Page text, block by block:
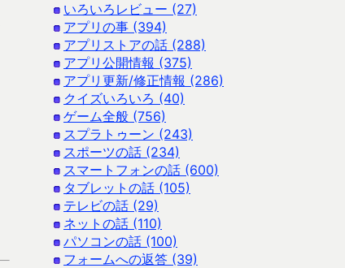
いろいろレビュー (27)
アプリの事 (394)
アプリストアの話 (288)
アプリ公開情報 (375)
アプリ更新/修正情報 (286)
クイズいろいろ (40)
ゲーム全般 (756)
スプラトゥーン (243)
スポーツの話 (234)
スマートフォンの話 (600)
タブレットの話 (105)
テレビの話 (29)
ネットの話 (110)
パソコンの話 (100)
フォームへの返答 (39)